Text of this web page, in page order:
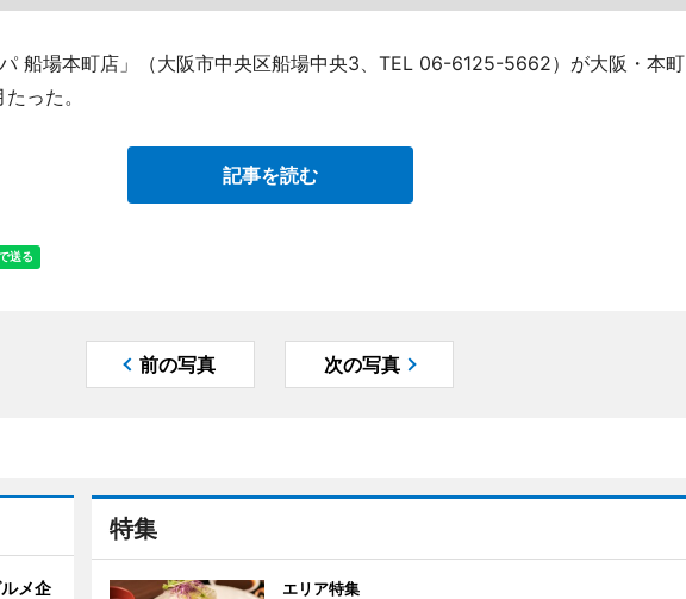
船場本町店」（大阪市中央区船場中央3、TEL 06-6125-5662）が大阪・本町
った。
記事を読む
前の写真 次の写真
特集
エリア特集
メ企